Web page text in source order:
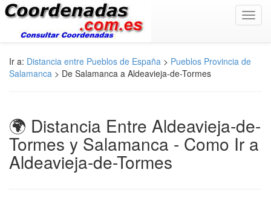
Ir a: Distancia entre Pueblos de España > Pueblos Provincia de
Salamanca > De Salamanca a Aldeavieja-de-Tormes
🌍 Distancia Entre Aldeavieja-de-
Tormes y Salamanca - Como Ir a
Aldeavieja-de-Tormes